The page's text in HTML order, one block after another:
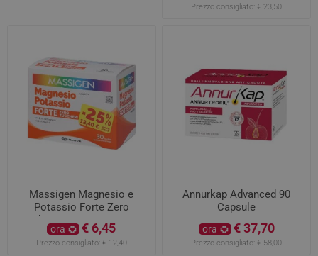
Prezzo consigliato: € 23,50
Massigen Magnesio e
Potassio Forte Zero
Zuccheri 30 Bustine PROMO
ora € 6,45
Prezzo consigliato: € 12,40
Annurkap Advanced 90
Capsule
ora € 37,70
Prezzo consigliato: € 58,00